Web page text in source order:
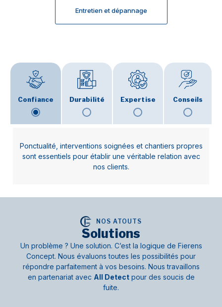
Entretien et dépannage
Confiance Durabilité Expertise Conseils
Ponctualité, interventions soignées et chantiers propres
sont essentiels pour établir une véritable relation avec
nos clients.
NOS ATOUTS
Solutions
Un problème ? Une solution. C’est la logique de Fierens
Concept. Nous évaluons toutes les possibilités pour
répondre parfaitement à vos besoins. Nous travaillons
en partenariat avec All Detectpour des soucis de
fuite.